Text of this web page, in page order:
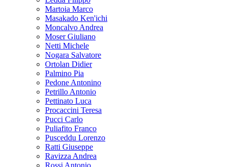
Martoia Marco
Masakado Ken'ichi
Moncalvo Andrea
Moser Giuliano
Netti Michele
Nogara Salvatore
Ortolan Didier
Palmino Pia
Pedone Antonino
Petrillo Antonio
Pettinato Luca
Procaccini Teresa
Pucci Carlo
Puliafito Franco
Pusceddu Lorenzo
Ratti Giuseppe
Ravizza Andrea
Rossi Antonio